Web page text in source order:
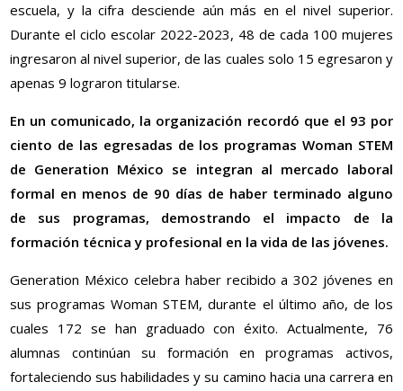
escuela, y la cifra desciende aún más en el nivel superior.
Durante el ciclo escolar 2022-2023, 48 de cada 100 mujeres
ingresaron al nivel superior, de las cuales solo 15 egresaron y
apenas 9 lograron titularse.
En un comunicado, la organización recordó que el 93 por
ciento de las egresadas de los programas Woman STEM
de Generation México se integran al mercado laboral
formal en menos de 90 días de haber terminado alguno
de sus programas, demostrando el impacto de la
formación técnica y profesional en la vida de las jóvenes.
Generation México celebra haber recibido a 302 jóvenes en
sus programas Woman STEM, durante el último año, de los
cuales 172 se han graduado con éxito. Actualmente, 76
alumnas continúan su formación en programas activos,
fortaleciendo sus habilidades y su camino hacia una carrera en